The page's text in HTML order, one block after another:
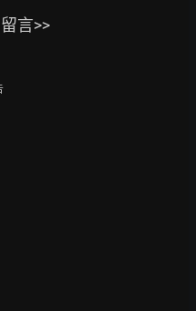
言>>